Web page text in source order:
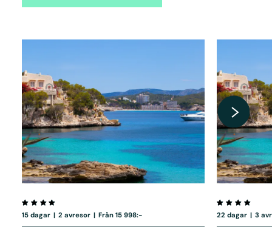
15 dagar | 2 avresor | Från 15 998:- 22 dagar | 3